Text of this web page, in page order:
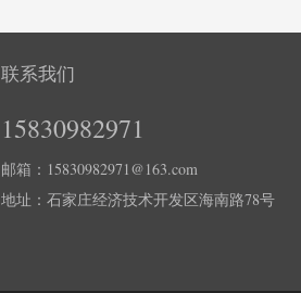
联系我们
15830982971
邮箱：15830982971@163.com
地址：石家庄经济技术开发区海南路78号